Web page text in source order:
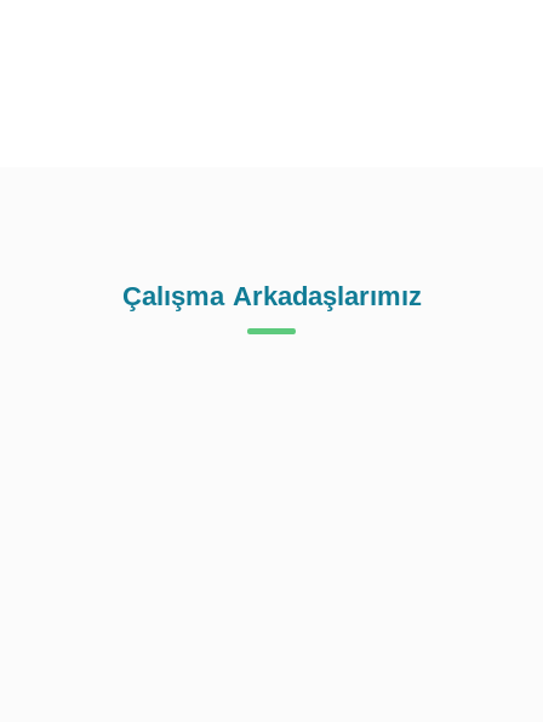
Çalışma Arkadaşlarımız